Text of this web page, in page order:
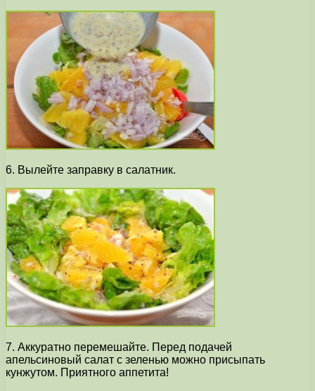
6. Вылейте заправку в салатник.
7. Аккуратно перемешайте. Перед подачей
апельсиновый салат с зеленью можно присыпать
кунжутом. Приятного аппетита!